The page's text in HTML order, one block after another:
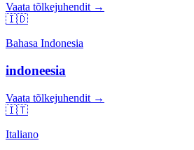
Vaata tõlkejuhendit →
🇮🇩
Bahasa Indonesia
indoneesia
Vaata tõlkejuhendit →
🇮🇹
Italiano